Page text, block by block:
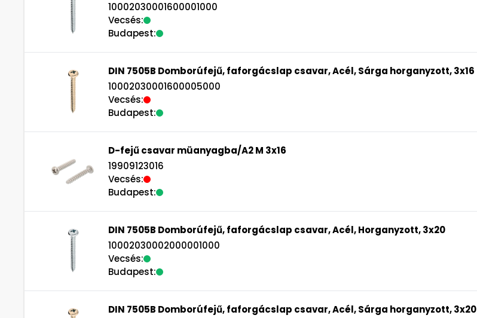
10002030001600001000
Vecsés:
Budapest:
DIN 7505B Domborúfejű, faforgácslap csavar, Acél, Sárga horganyzott, 3x16
10002030001600005000
Vecsés:
Budapest:
D-fejű csavar müanyagba/A2 M 3x16
19909123016
Vecsés:
Budapest:
DIN 7505B Domborúfejű, faforgácslap csavar, Acél, Horganyzott, 3x20
10002030002000001000
Vecsés:
Budapest:
DIN 7505B Domborúfejű, faforgácslap csavar, Acél, Sárga horganyzott, 3x20